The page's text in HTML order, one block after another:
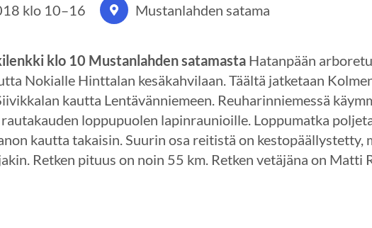
klo 10–16 Mustanlahden satama
klo 10 Mustanlahden satamasta Hatanpään
Nokialle Hinttalan kesäkahvilaan. Täältä jatketaan
kautta Lentävänniemeen. Reuharinniemessä
loppupuolen lapinraunioille. Loppumatka
kautta takaisin. Suurin osa reitistä on kestopäällystetty,
Retken pituus on noin 55 km. Retken vetäjäna on Matti